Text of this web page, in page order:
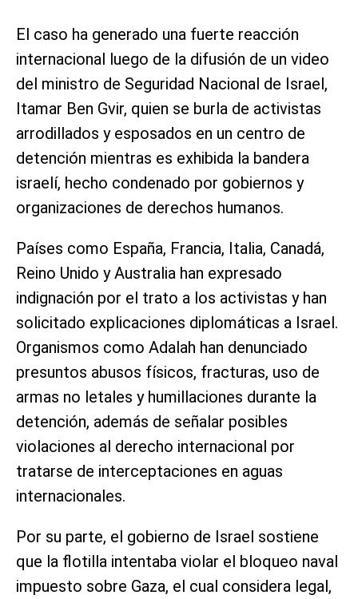
El caso ha generado una fuerte reacción
internacional luego de la difusión de un video
del ministro de Seguridad Nacional de Israel,
Itamar Ben Gvir, quien se burla de activistas
arrodillados y esposados en un centro de
detención mientras es exhibida la bandera
israelí, hecho condenado por gobiernos y
organizaciones de derechos humanos.
Países como España, Francia, Italia, Canadá,
Reino Unido y Australia han expresado
indignación por el trato a los activistas y han
solicitado explicaciones diplomáticas a Israel.
Organismos como Adalah han denunciado
presuntos abusos físicos, fracturas, uso de
armas no letales y humillaciones durante la
detención, además de señalar posibles
violaciones al derecho internacional por
tratarse de interceptaciones en aguas
internacionales.
Por su parte, el gobierno de Israel sostiene
que la flotilla intentaba violar el bloqueo naval
impuesto sobre Gaza, el cual considera legal,